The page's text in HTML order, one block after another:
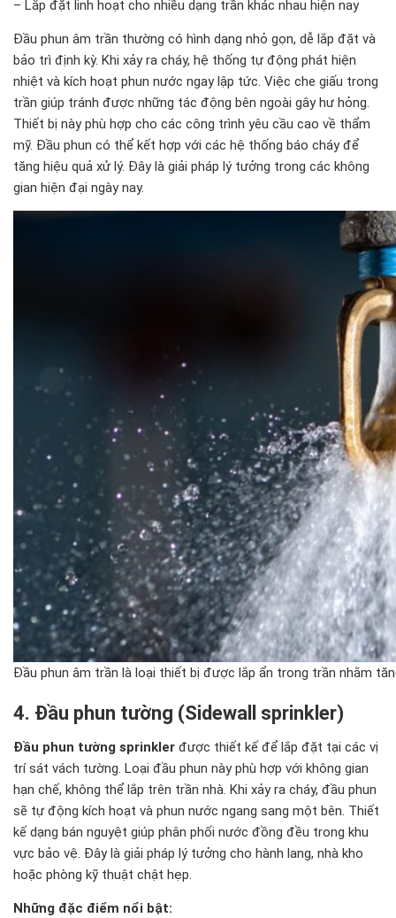
– Lắp đặt linh hoạt cho nhiều dạng trần khác nhau hiện nay
Đầu phun âm trần thường có hình dạng nhỏ gọn, dễ lắp đặt và
bảo trì định kỳ. Khi xảy ra cháy, hệ thống tự động phát hiện
nhiệt và kích hoạt phun nước ngay lập tức. Việc che giấu trong
trần giúp tránh được những tác động bên ngoài gây hư hỏng.
Thiết bị này phù hợp cho các công trình yêu cầu cao về thẩm
mỹ. Đầu phun có thể kết hợp với các hệ thống báo cháy để
tăng hiệu quả xử lý. Đây là giải pháp lý tưởng trong các không
gian hiện đại ngày nay.
Đầu phun âm trần là loại thiết bị được lắp ẩn trong trần nhằm
4. Đầu phun tường (Sidewall sprinkler)
Đầu phun tường sprinkler được thiết kế để lắp đặt tại các vị
trí sát vách tường. Loại đầu phun này phù hợp với không gian
hạn chế, không thể lắp trên trần nhà. Khi xảy ra cháy, đầu phun
sẽ tự động kích hoạt và phun nước ngang sang một bên. Thiết
kế dạng bán nguyệt giúp phân phối nước đồng đều trong khu
vực bảo vệ. Đây là giải pháp lý tưởng cho hành lang, nhà kho
hoặc phòng kỹ thuật chật hẹp.
Những đặc điểm nổi bật: